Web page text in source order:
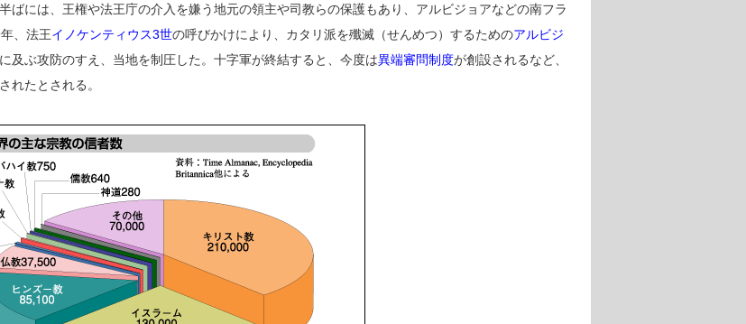
ばには、王権や法王庁の介入を嫌う地元の領主や司教らの保護もあり、アルビジョアなどの南フラ
、法王イノケンティウス3世の呼びかけにより、カタリ派を殲滅（せんめつ）するためのアルビジ
及ぶ攻防のすえ、当地を制圧した。十字軍が終結すると、今度は異端審問制度が創設されるなど、
れたとされる。